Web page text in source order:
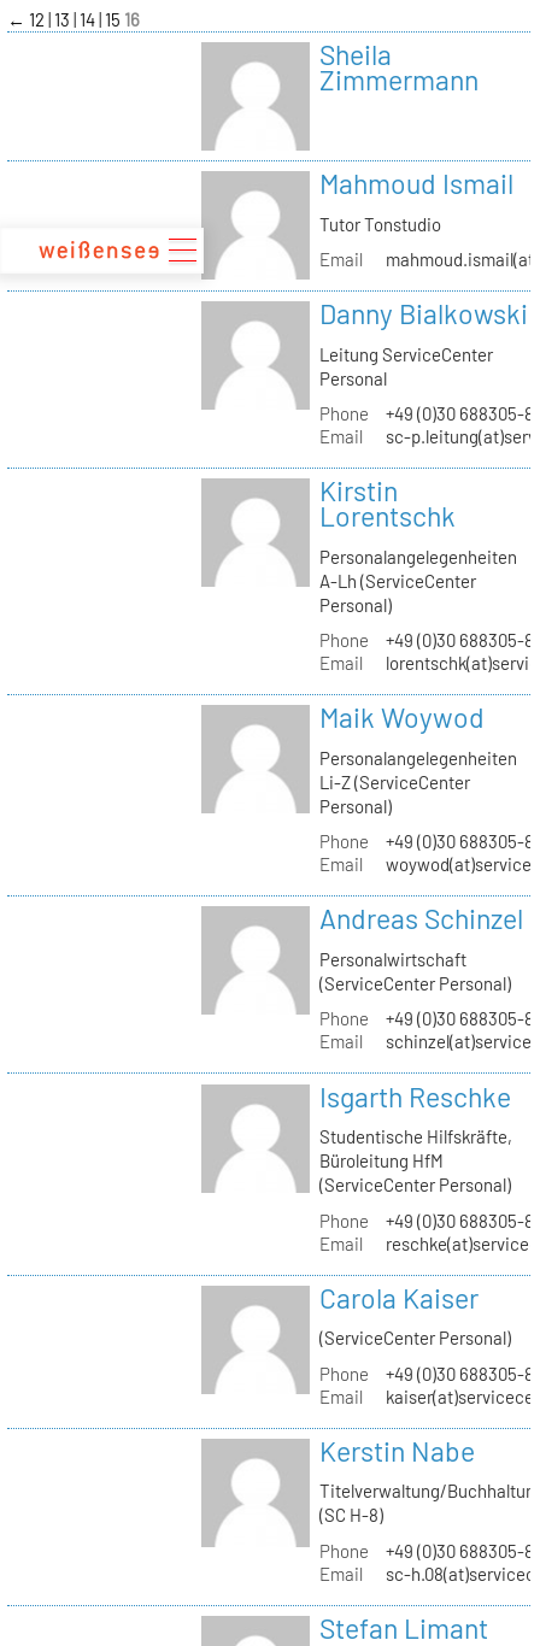
zum
Inhalt
← 12 13 14 15 16
Sheila
Zimmermann
Mahmoud Ismail
Tutor Tonstudio
Email
Danny Bialkowski
Leitung ServiceCenter
Personal
Phone
+49 (0)30 688305-
Email
sc-
Kirstin
Lorentschk
Personalangelegenheiten
A-Lh (ServiceCenter
Personal)
Phone
+49 (0)30 688305-
Email
Maik Woywod
Personalangelegenheiten
Li-Z (ServiceCenter
Personal)
Phone
+49 (0)30 688305-
Email
Andreas Schinzel
Personalwirtschaft
(ServiceCenter Personal)
Phone
+49 (0)30 688305-
Email
Isgarth Reschke
Studentische Hilfskräfte,
Büroleitung HfM
(ServiceCenter Personal)
Phone
+49 (0)30 688305-
Email
Carola Kaiser
(ServiceCenter Personal)
Phone
+49 (0)30 688305-
Email
Kerstin Nabe
Titelverwaltung/
(SC H-8)
Phone
+49 (0)30 688305-
Email
sc-
Stefan Limant